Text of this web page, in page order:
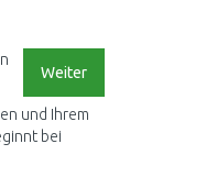
Weiter
und Ihrem
bei